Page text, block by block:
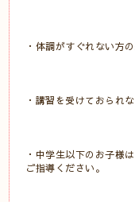
・体調がすぐれない方
・講習を受けておられ
・中学生以下のお子様
ご指導ください。